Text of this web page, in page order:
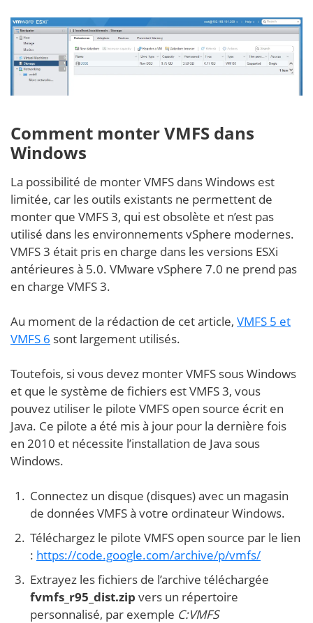
Comment monter VMFS dans
Windows
La possibilité de monter VMFS dans Windows est
limitée, car les outils existants ne permettent de
monter que VMFS 3, qui est obsolète et n’est pas
utilisé dans les environnements vSphere modernes.
VMFS 3 était pris en charge dans les versions ESXi
antérieures à 5.0. VMware vSphere 7.0 ne prend pas
en charge VMFS 3.
Au moment de la rédaction de cet article, VMFS 5 et
VMFS 6 sont largement utilisés.
Toutefois, si vous devez monter VMFS sous Windows
et que le système de fichiers est VMFS 3, vous
pouvez utiliser le pilote VMFS open source écrit en
Java. Ce pilote a été mis à jour pour la dernière fois
en 2010 et nécessite l’installation de Java sous
Windows.
Connectez un disque (disques) avec un magasin
de données VMFS à votre ordinateur Windows.
Téléchargez le pilote VMFS open source par le lien
: https://code.google.com/archive/p/vmfs/
Extrayez les fichiers de l’archive téléchargée
fvmfs_r95_dist.zip vers un répertoire
personnalisé, par exemple C:VMFS